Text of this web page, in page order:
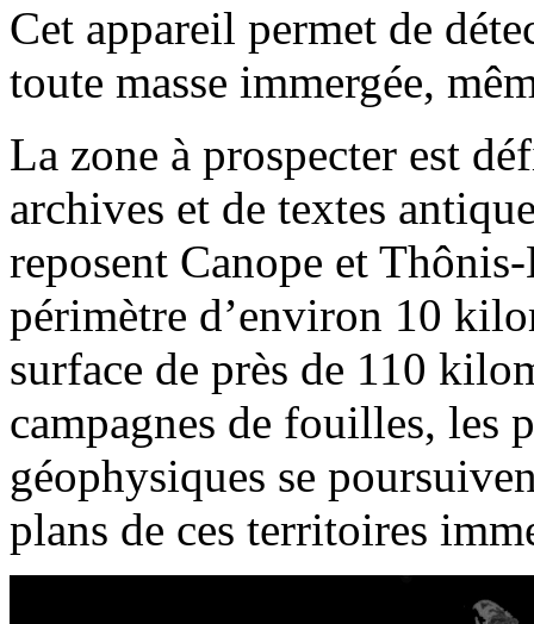
Cet appareil permet de
toute masse immergée,
La zone à prospecter est
archives et de textes
reposent Canope et
périmètre d’environ 10
surface de près de 110
campagnes de fouilles, les
géophysiques se
plans de ces territoires